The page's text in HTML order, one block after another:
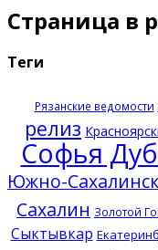
Страница в
Теги
Рязанские ведомости
релиз
Софья
Южно-Сахалинск
Сахалин Золотой
Сыктывкар